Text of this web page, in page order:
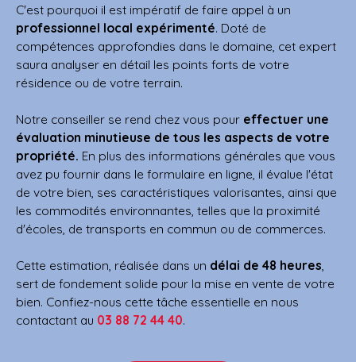
C'est pourquoi il est impératif de faire appel à un
professionnel local expérimenté. Doté de
compétences approfondies dans le domaine, cet expert
saura analyser en détail les points forts de votre
résidence ou de votre terrain.
Notre conseiller se rend chez vous pour effectuer une
évaluation minutieuse de tous les aspects de votre
propriété. En plus des informations générales que vous
avez pu fournir dans le formulaire en ligne, il évalue l'état
de votre bien, ses caractéristiques valorisantes, ainsi que
les commodités environnantes, telles que la proximité
d'écoles, de transports en commun ou de commerces.
Cette estimation, réalisée dans un délai de 48 heures
sert de fondement solide pour la mise en vente de votre
bien. Confiez-nous cette tâche essentielle en nous
contactant au 03 88 72 44 40.